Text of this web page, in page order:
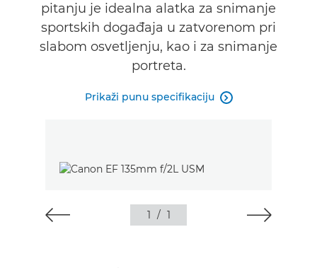
pitanju je idealna alatka za snimanje
sportskih događaja u zatvorenom pri
slabom osvetljenju, kao i za snimanje
portreta.
Prikaži punu specifikaciju 
1 / 1